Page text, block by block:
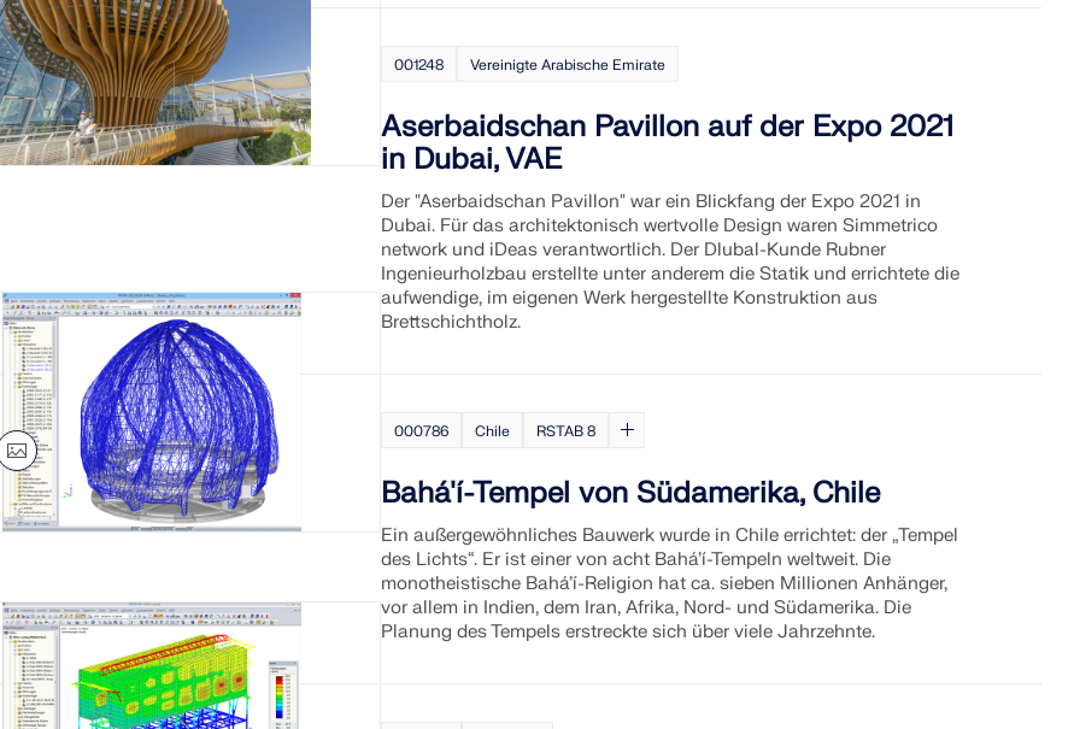
001248 Vereinigte Arabische Emirate
Aserbaidschan Pavillon auf der Expo 2021
in Dubai, VAE
Der "Aserbaidschan Pavillon" war ein Blickfang der Expo 2021 in
Dubai. Für das architektonisch wertvolle Design waren Simmetrico
network und iDeas verantwortlich. Der Dlubal-Kunde Rubner
Ingenieurholzbau erstellte unter anderem die Statik und errichtete die
aufwendige, im eigenen Werk hergestellte Konstruktion aus
Brettschichtholz.
000786 Chile RSTAB 8
Bahá'í-Tempel von Südamerika, Chile
Ein außergewöhnliches Bauwerk wurde in Chile errichtet: der „Tempel
des Lichts“. Er ist einer von acht Bahá’í-Tempeln weltweit. Die
monotheistische Bahá’í-Religion hat ca. sieben Millionen Anhänger,
vor allem in Indien, dem Iran, Afrika, Nord- und Südamerika. Die
Planung des Tempels erstreckte sich über viele Jahrzehnte.